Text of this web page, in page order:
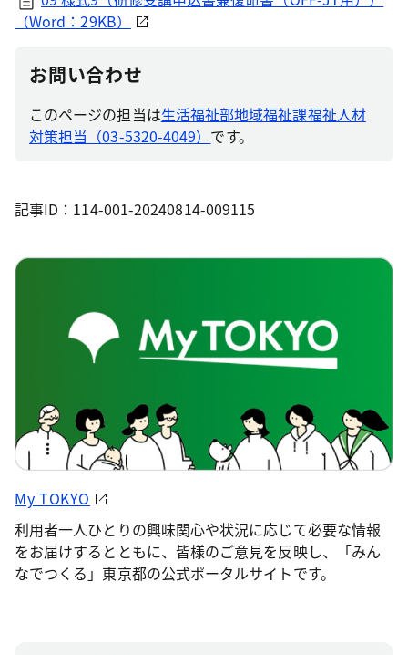
（Word：29KB）
お問い合わせ
このページの担当は生活福祉部地域福祉課福祉人材
対策担当（03-5320-4049） です。
記事ID：114-001-20240814-009115
My TOKYO
利用者一人ひとりの興味関心や状況に応じて必要な情報
をお届けするとともに、皆様のご意見を反映し、「みん
なでつくる」東京都の公式ポータルサイトです。